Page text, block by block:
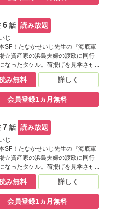
6話 読み放題
じ
SF！たなかせいじ先生の『海底軍
☆資産家の浜島夫婦の渡欧に同行
なったタケル。荷揚げを見学させ
いたタケルは、荷物として運ばれ
中に女性が閉じ込められているの
迫力ある構図が必見のおすすめ作
み無料 詳しく
会員登録1ヵ月無料
7話 読み放題
じ
SF！たなかせいじ先生の『海底軍
☆資産家の浜島夫婦の渡欧に同行
なったタケル。荷揚げを見学させ
いたタケルは、荷物として運ばれ
中に女性が閉じ込められているの
迫力ある構図が必見のおすすめ作
み無料 詳しく
会員登録1ヵ月無料